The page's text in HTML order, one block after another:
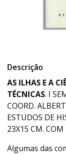
Descrição
AS ILHAS E A
TÉCNICAS. I
COORD.
ESTUDOS DE
23X15 CM. COM
Algumas das